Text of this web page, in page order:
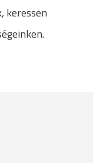
keressen